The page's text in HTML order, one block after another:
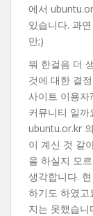
에서
있습니다. 과
만;)
뭐 한걸음 더
것에 대한 결
사이트 이용자
커뮤니티 일까
ubuntu.or.kr
이 계신 것 같
을 하실지 모
생각합니다.
하기도 하였고
지는 못했습니